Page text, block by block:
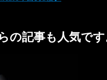
の記事も人気です